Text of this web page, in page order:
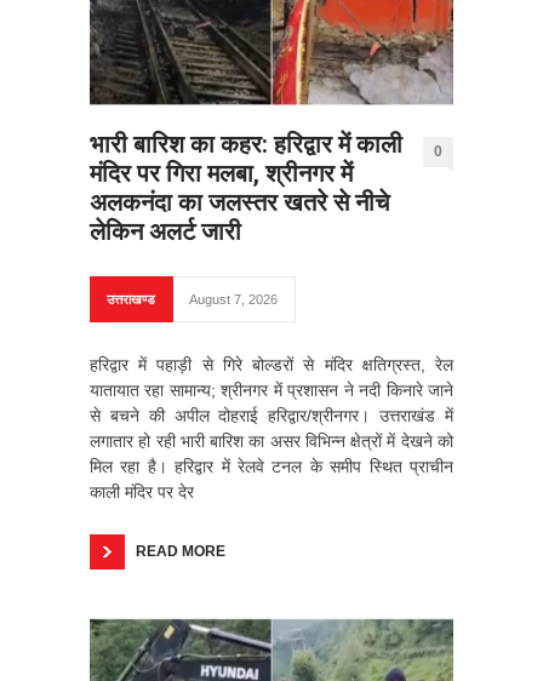
भारी बारिश का कहर: हरिद्वार में काली
मंदिर पर गिरा मलबा, श्रीनगर में
अलकनंदा का जलस्तर खतरे से नीचे
लेकिन अलर्ट जारी
0
उत्तराखण्ड August 7, 2026
हरिद्वार में पहाड़ी से गिरे बोल्डरों से मंदिर क्षतिग्रस्त, रेल
यातायात रहा सामान्य; श्रीनगर में प्रशासन ने नदी किनारे जाने
से बचने की अपील दोहराई हरिद्वार/श्रीनगर। उत्तराखंड में
लगातार हो रही भारी बारिश का असर विभिन्न क्षेत्रों में देखने को
मिल रहा है। हरिद्वार में रेलवे टनल के समीप स्थित प्राचीन
काली मंदिर पर देर
READ MORE